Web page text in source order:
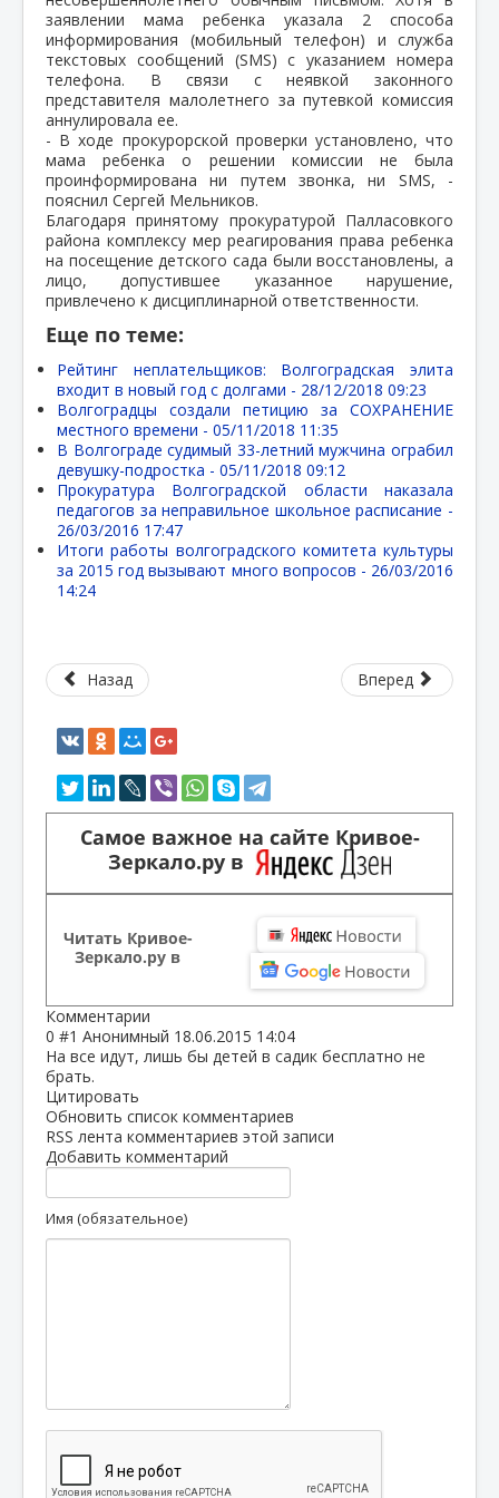
заявлении мама ребенка указала 2 способа
информирования (мобильный телефон) и служба
текстовых сообщений (SMS) с указанием номера
телефона. В связи с неявкой законного
представителя малолетнего за путевкой комиссия
аннулировала ее.
- В ходе прокурорской проверки установлено, что
мама ребенка о решении комиссии не была
проинформирована ни путем звонка, ни SMS, -
пояснил Сергей Мельников.
Благодаря принятому прокуратурой Палласовкого
района комплексу мер реагирования права ребенка
на посещение детского сада были восстановлены, а
лицо, допустившее указанное нарушение,
привлечено к дисциплинарной ответственности.
Еще по теме:
Рейтинг неплательщиков: Волгоградская элита
входит в новый год с долгами - 28/12/2018 09:23
Волгоградцы создали петицию за СОХРАНЕНИЕ
местного времени - 05/11/2018 11:35
В Волгограде судимый 33-летний мужчина ограбил
девушку-подростка - 05/11/2018 09:12
Прокуратура Волгоградской области наказала
педагогов за неправильное школьное расписание -
26/03/2016 17:47
Итоги работы волгоградского комитета культуры
за 2015 год вызывают много вопросов - 26/03/2016
14:24
Назад Вперед
Самое важное на сайте Кривое-
Зеркало.ру в
Читать Кривое-
Зеркало.ру в
Комментарии
0 #1 Анонимный 18.06.2015 14:04
На все идут, лишь бы детей в садик бесплатно не
брать.
Цитировать
Обновить список комментариев
RSS лента комментариев этой записи
Добавить комментарий
Имя (обязательное)